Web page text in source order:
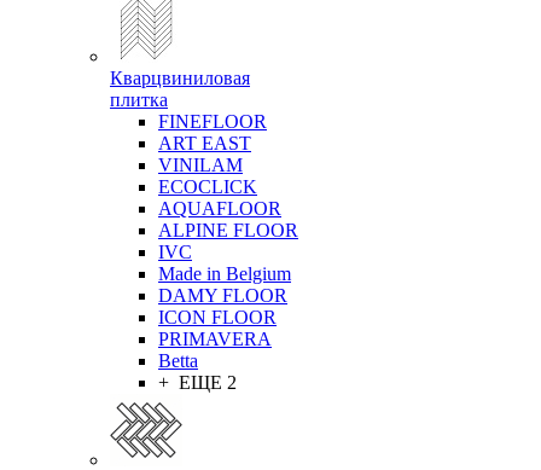
Кварцвиниловая
плитка
FINEFLOOR
ART EAST
VINILAM
ECOCLICK
AQUAFLOOR
ALPINE FLOOR
IVC
Made in Belgium
DAMY FLOOR
ICON FLOOR
PRIMAVERA
Betta
+ ЕЩЕ 2